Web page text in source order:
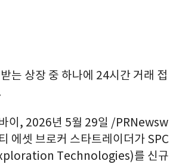
는 상장 중 하나에 24시간 거래 접
이 , 2026년 5월 29일 /PRNewsw
에셋 브로커 스타트레이더가 SPC
Technologies)를 신규